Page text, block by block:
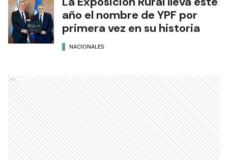
año el nombre de YPF por
primera vez en su historia
NACIONALES
Ads